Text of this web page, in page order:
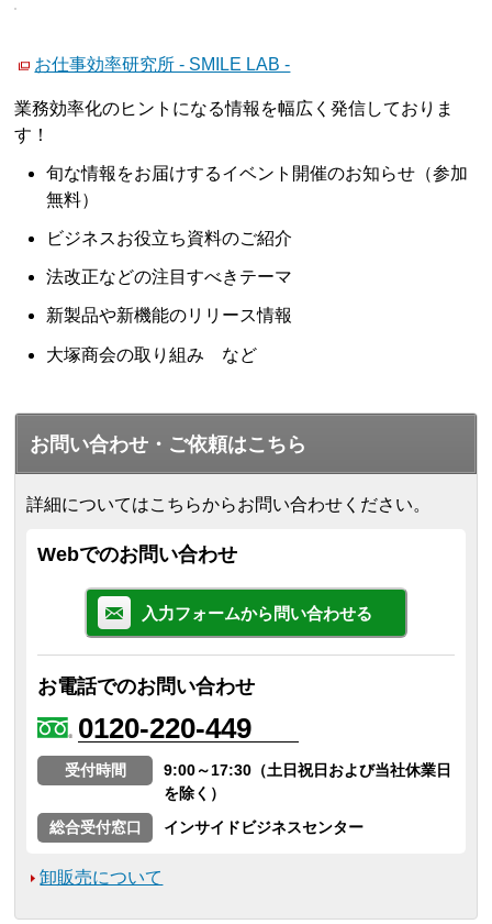
お仕事効率研究所 - SMILE LAB -
業務効率化のヒントになる情報を幅広く発信しておりま
す！
旬な情報をお届けするイベント開催のお知らせ（参加
無料）
ビジネスお役立ち資料のご紹介
法改正などの注目すべきテーマ
新製品や新機能のリリース情報
大塚商会の取り組み など
お問い合わせ・ご依頼はこちら
詳細についてはこちらからお問い合わせください。
Webでのお問い合わせ
入力フォームから問い合わせる
お電話でのお問い合わせ
0120-220-449
受付時間
9:00～17:30（土日祝日および当社休業日
を除く）
総合受付窓口
インサイドビジネスセンター
卸販売について